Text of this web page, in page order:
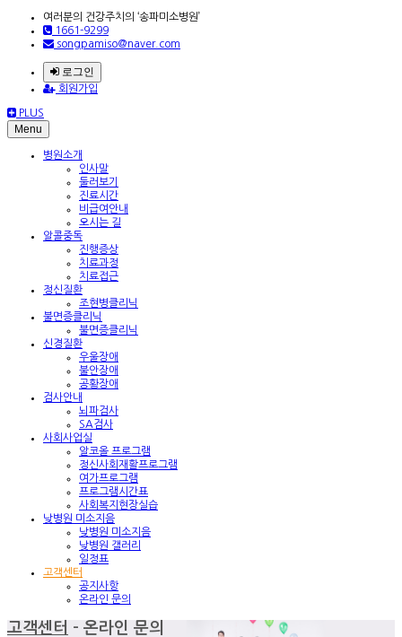
여러분의 건강주치의 ‘송파미소병원’
1661-9299
songpamiso@naver.com
로그인
회원가입
PLUS
Menu
병원소개
인사말
둘러보기
진료시간
비급여안내
오시는 길
알콜중독
진행증상
치료과정
치료접근
정신질환
조현병클리닉
불면증클리닉
불면증클리닉
신경질환
우울장애
불안장애
공황장애
검사안내
뇌파검사
SA검사
사회사업실
알코올 프로그램
정신사회재활프로그램
여가프로그램
프로그램시간표
사회복지현장실습
낮병원 미소지음
낮병원 미소지음
낮병원 갤러리
일정표
고객센터
공지사항
온라인 문의
고객센터 - 온라인 문의